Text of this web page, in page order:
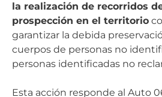
la realización de recorridos
prospección en el territorio
garantizar la debida
cuerpos de personas no
personas identificadas no
Esta acción responde al Auto